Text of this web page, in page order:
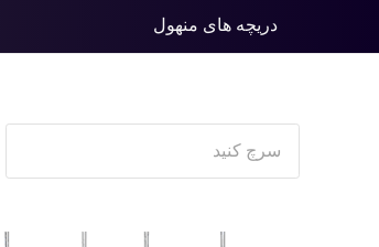
دریچه های منهول